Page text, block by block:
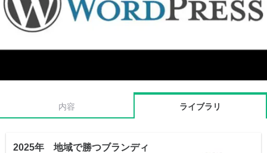
内容 ライブラリ
2025年 地域で勝つブランディ